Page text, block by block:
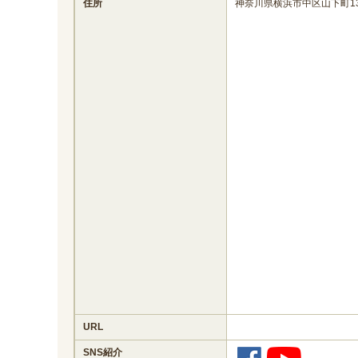
住所 神奈川県横浜市中区山下町
URL
SNS紹介